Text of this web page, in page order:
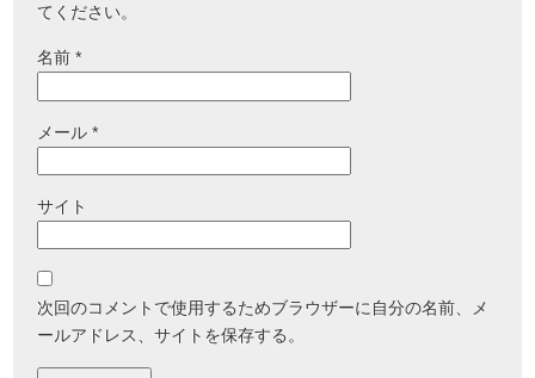
てください。
名前*
メール*
サイト
次回のコメントで使用するためブラウザーに自分の名前、メ
ールアドレス、サイトを保存する。